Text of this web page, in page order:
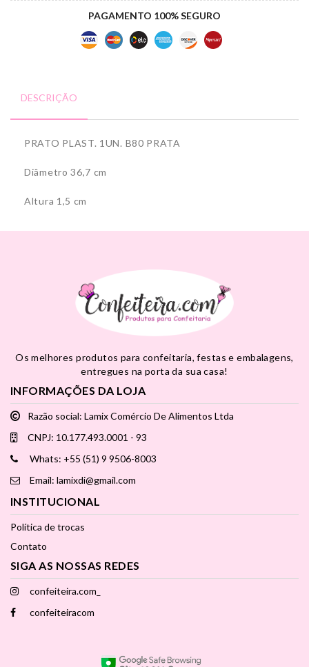
PAGAMENTO 100% SEGURO
DESCRIÇÃO
PRATO PLAST. 1UN. B80 PRATA
Diâmetro 36,7 cm
Altura 1,5 cm
Os melhores produtos para confeitaria, festas e embalagens,
entregues na porta da sua casa!
INFORMAÇÕES DA LOJA
Razão social: Lamix Comércio De Alimentos Ltda
CNPJ: 10.177.493.0001 - 93
Whats: +55 (51) 9 9506-8003
Email: lamixdi@gmail.com
INSTITUCIONAL
Política de trocas
Contato
SIGA AS NOSSAS REDES
confeiteira.com_
confeiteiracom